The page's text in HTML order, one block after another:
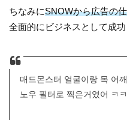
ちなみにSNOWから広告の
全面的にビジネスとして成
매드몬스터 얼굴이랑 목 어
노우 필터로 찍은거였어 ㅋ